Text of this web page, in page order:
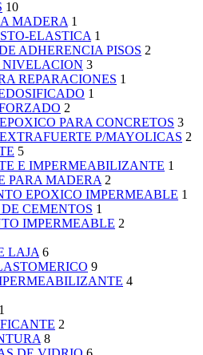
10
MADERA 1
ELASTICA 1
ADHERENCIA PISOS 2
NIVELACION 3
REPARACIONES 1
1
2
PARA CONCRETOS 3
P/MAYOLICAS 2
5
E IMPERMEABILIZANTE 1
PARA MADERA 2
EPOXICO IMPERMEABLE 1
CEMENTOS 1
IMPERMEABLE 2
LAJA 6
9
4
2
8